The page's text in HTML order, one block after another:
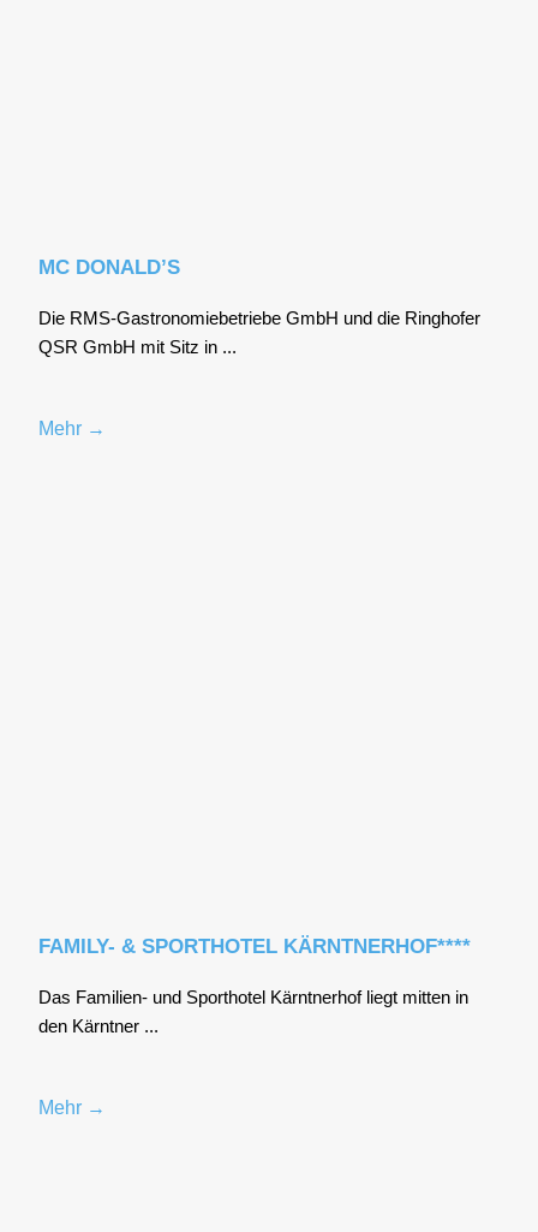
MC DONALD’S
Die RMS-Gas­tro­no­mie­be­trie­be GmbH und die Ring­ho­fer
QSR GmbH mit Sitz in ...
Mehr →
FAMILY- & SPORTHOTEL KÄRNTNERHOF****
Das Fami­li­en- und Sport­ho­tel Kärnt­ner­hof liegt mit­ten in
den Kärnt­ner ...
Mehr →